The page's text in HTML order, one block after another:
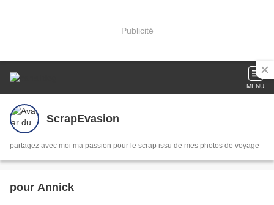
Publicité
MENU
ScrapEvasion
partagez avec moi ma passion pour le scrap issu de mes photos de voyage
pour Annick